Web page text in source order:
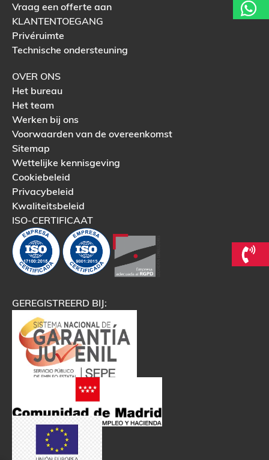
Vraag een offerte aan
KLANTENTOEGANG
Privéruimte
Technische ondersteuning
OVER ONS
Het bureau
Het team
Werken bij ons
Voorwaarden van de overeenkomst
Sitemap
Wettelijke kennisgeving
Cookiebeleid
Privacybeleid
Kwaliteitsbeleid
ISO-CERTIFICAAT
GEREGISTREERD BIJ: